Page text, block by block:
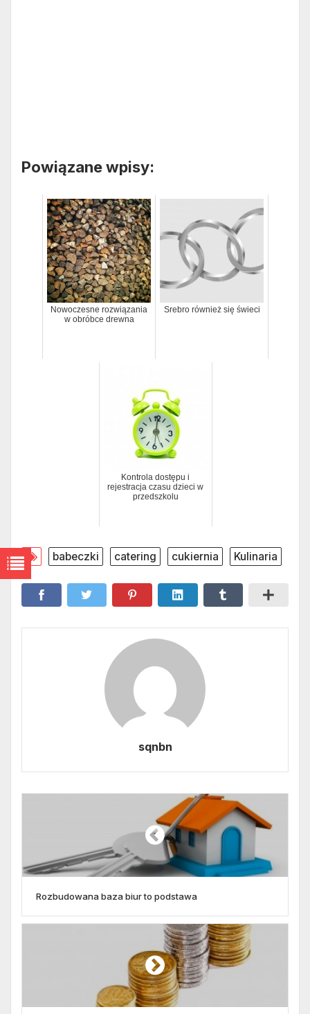
Powiązane wpisy:
Nowoczesne rozwiązania
w obróbce drewna
Srebro również się świeci
Kontrola dostępu i
rejestracja czasu dzieci w
przedszkolu
babeczki catering cukiernia Kulinaria
sqnbn
Rozbudowana baza biur to podstawa